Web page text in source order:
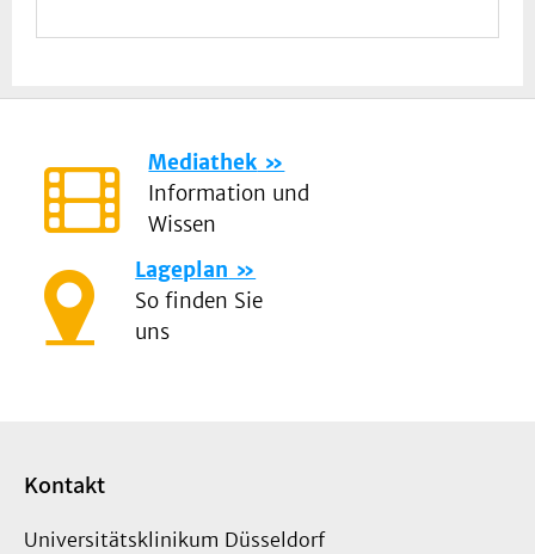
Mediathek
Information und
Wissen
Lageplan
So finden Sie
uns
Kontakt
Universitätsklinikum Düsseldorf